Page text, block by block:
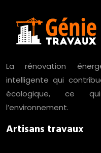
La rénovation
intelligente qui
écologique, ce
l’environnement.
Artisans travaux